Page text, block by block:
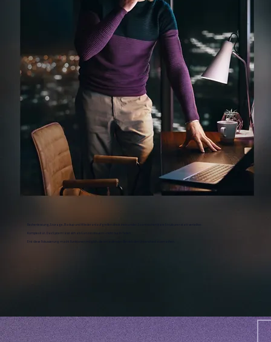
Rechenleistung, Storage, Backup und Wiederanlauf greifen direkt ineinander. So entstehen klare Strukturen statt verteilter.
Komplexität. Das System lässt sich als Ganzes steuern – nicht nur in Teilen.
Erst diese Fokussierung macht Funktionen möglich, die im laufenden Betrieb den Unterschied ausmachen.